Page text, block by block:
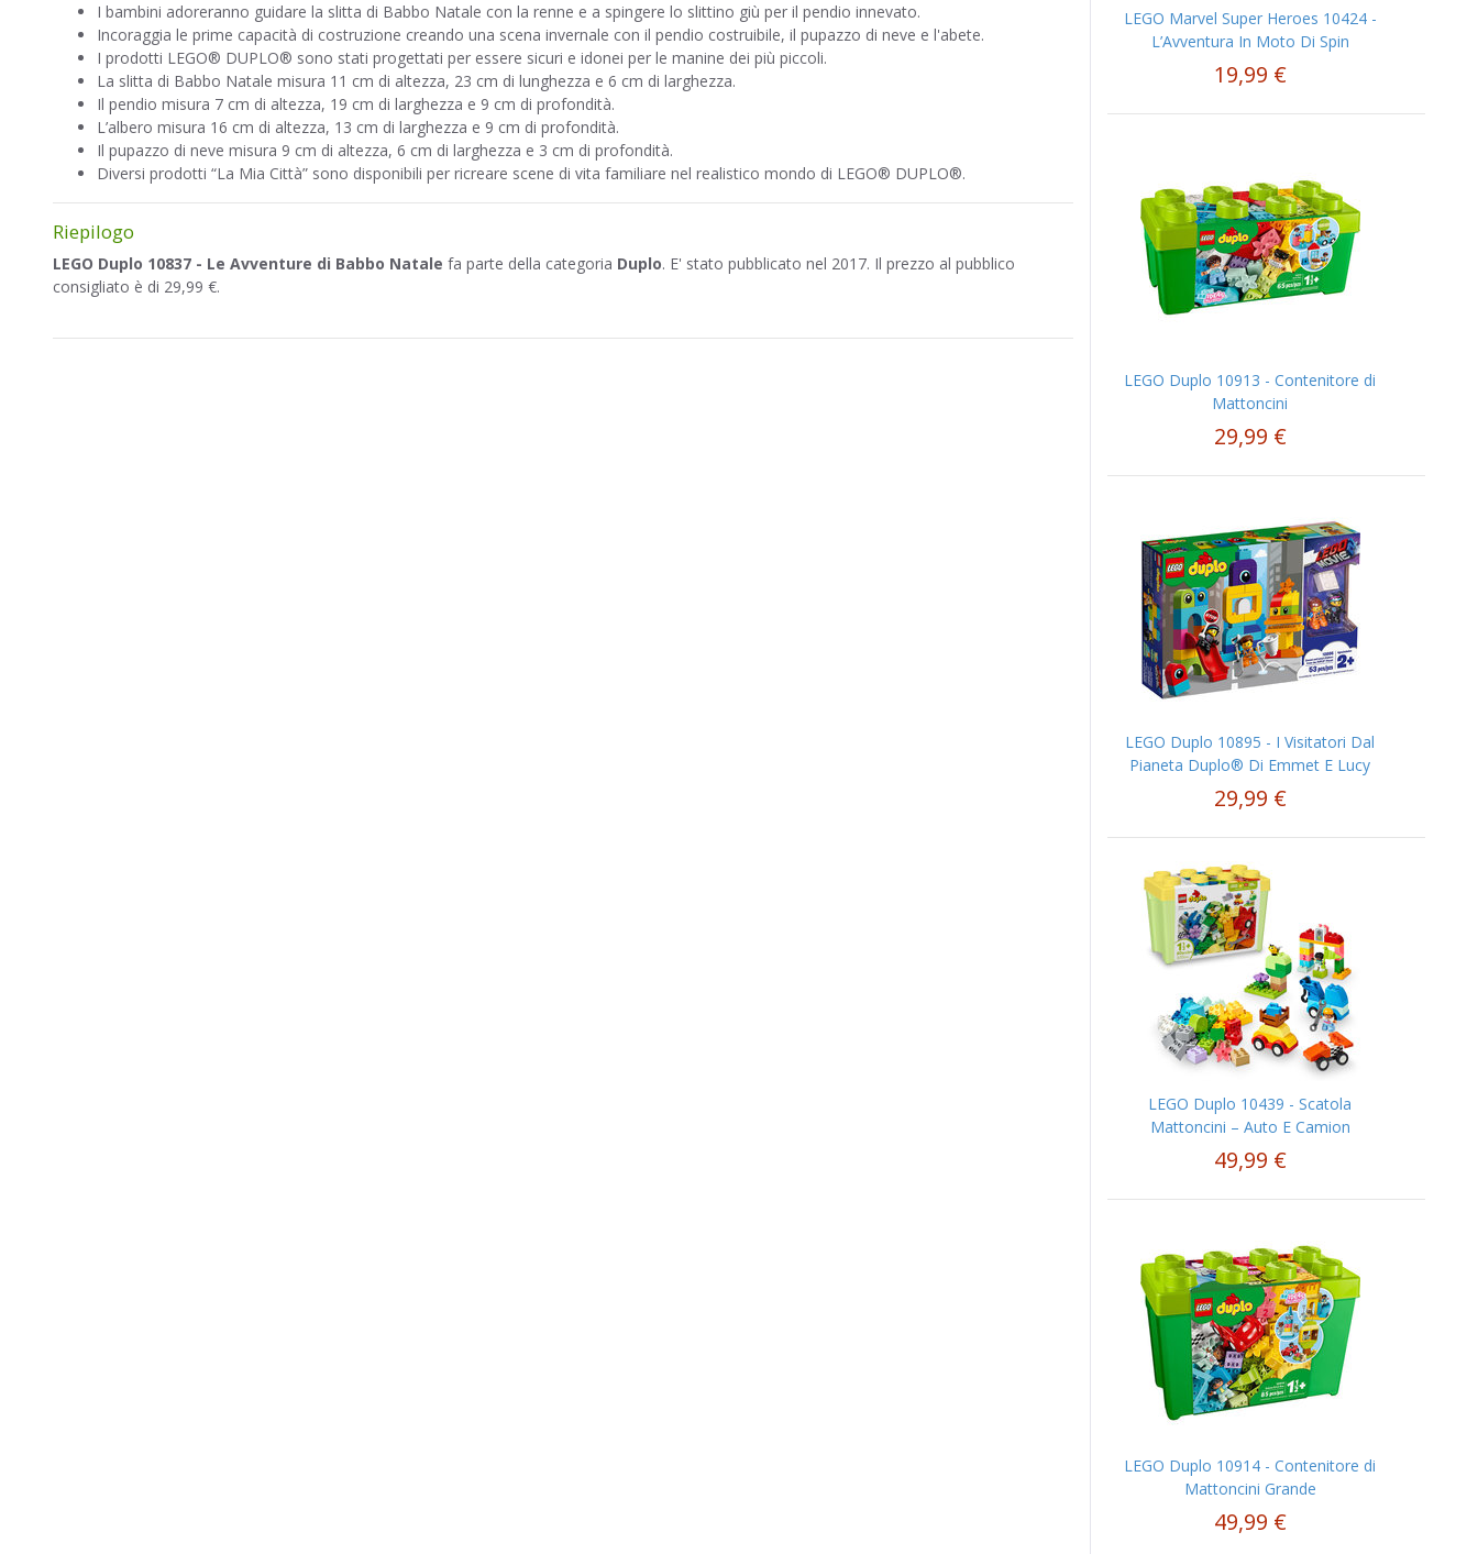
I bambini adoreranno guidare la slitta di Babbo Natale con la renne e a spingere lo slittino giù per il pendio innevato.
Incoraggia le prime capacità di costruzione creando una scena invernale con il pendio costruibile, il pupazzo di neve e l'abete.
I prodotti LEGO® DUPLO® sono stati progettati per essere sicuri e idonei per le manine dei più piccoli.
La slitta di Babbo Natale misura 11 cm di altezza, 23 cm di lunghezza e 6 cm di larghezza.
Il pendio misura 7 cm di altezza, 19 cm di larghezza e 9 cm di profondità.
L’albero misura 16 cm di altezza, 13 cm di larghezza e 9 cm di profondità.
Il pupazzo di neve misura 9 cm di altezza, 6 cm di larghezza e 3 cm di profondità.
Diversi prodotti “La Mia Città” sono disponibili per ricreare scene di vita familiare nel realistico mondo di LEGO® DUPLO®.
Riepilogo
LEGO Duplo 10837 - Le Avventure di Babbo Natale fa parte della categoria Duplo. E' stato pubblicato nel 2017. Il prezzo al pubblico
consigliato è di 29,99 €.
LEGO Marvel Super Heroes 10424 -
L’Avventura In Moto Di Spin
19,99 €
LEGO Duplo 10913 - Contenitore di
Mattoncini
29,99 €
LEGO Duplo 10895 - I Visitatori Dal
Pianeta Duplo® Di Emmet E Lucy
29,99 €
LEGO Duplo 10439 - Scatola
Mattoncini – Auto E Camion
49,99 €
LEGO Duplo 10914 - Contenitore di
Mattoncini Grande
49,99 €